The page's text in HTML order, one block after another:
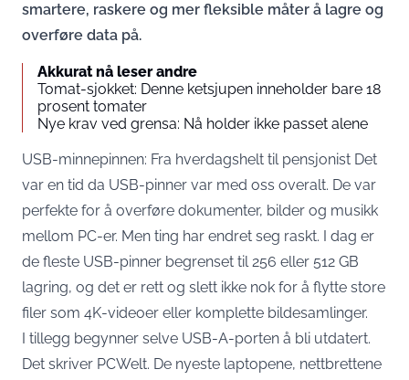
smartere, raskere og mer fleksible måter å lagre og
overføre data på.
Akkurat nå leser andre
Tomat-sjokket: Denne ketsjupen inneholder bare 18
prosent tomater
Nye krav ved grensa: Nå holder ikke passet alene
USB-minnepinnen: Fra hverdagshelt til pensjonist Det
var en tid da USB-pinner var med oss overalt. De var
perfekte for å overføre dokumenter, bilder og musikk
mellom PC-er. Men ting har endret seg raskt. I dag er
de fleste USB-pinner begrenset til 256 eller 512 GB
lagring, og det er rett og slett ikke nok for å flytte store
filer som 4K-videoer eller komplette bildesamlinger.
I tillegg begynner selve USB-A-porten å bli utdatert.
Det skriver PCWelt. De nyeste laptopene, nettbrettene